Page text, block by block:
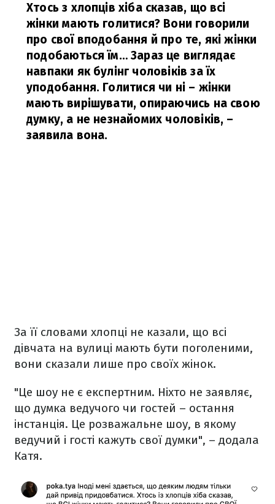
Хтось з хлопців хіба сказав, що всі
жінки мають голитися? Вони говорили
про свої вподобання й про те, які жінки
подобаються їм… Зараз це виглядає
навпаки як булінг чоловіків за їх
уподобання. Голитися чи ні – жінки
мають вирішувати, опираючись на свою
думку, а не незнайомих чоловіків, –
заявила вона.
За її словами хлопці не казали, що всі
дівчата на вулиці мають бути поголеними,
вони сказали лише про своїх жінок.
"Це шоу не є експертним. Ніхто не заявляє,
що думка ведучого чи гостей – остання
інстанція. Це розважальне шоу, в якому
ведучий і гості кажуть свої думки", – додала
Катя.